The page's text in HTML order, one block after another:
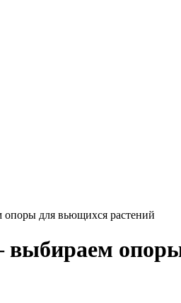
опоры для вьющихся растений
выбираем